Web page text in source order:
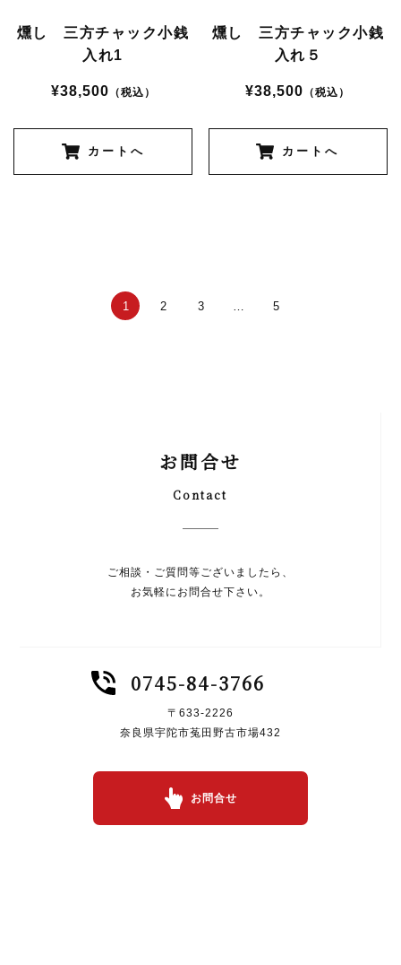
燻し 三方チャック小銭
入れ1
¥38,500 （税込）
カートへ
燻し 三方チャック小銭
入れ５
¥38,500 （税込）
カートへ
1 2 3 5
お問合せ
Contact
ご相談・ご質問等ございましたら、
お気軽にお問合せ下さい。
0745-84-3766
〒633-2226
奈良県宇陀市菟田野古市場432
お問合せ